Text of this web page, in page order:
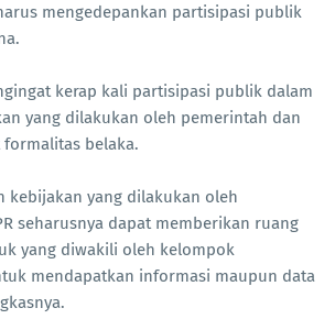
mengedepankan partisipasi publik
kerap kali partisipasi publik dalam
yang dilakukan oleh pemerintah dan
formalitas belaka.
kebijakan yang dilakukan oleh
seharusnya dapat memberikan ruang
yang diwakili oleh kelompok
mendapatkan informasi maupun data